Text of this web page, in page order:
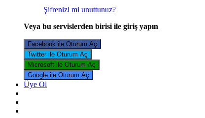
Şifrenizi mi unuttunuz?
Veya bu servislerden birisi ile giriş yapın
Facebook ile Oturum Aç
Twitter ile Oturum Aç
Microsoft ile Oturum Aç
Google ile Oturum Aç
Üye Ol